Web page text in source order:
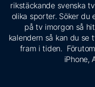
rikstäckande svenska
olika sporter. Söker
på tv imorgon så
kalendern så kan du
fram i tiden.
iPhone,